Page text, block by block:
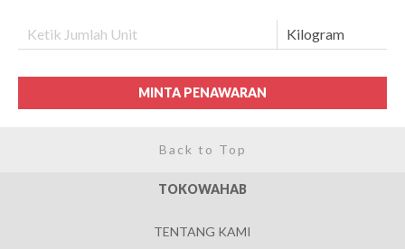
MINTA PENAWARAN
Back to Top
TOKOWAHAB
TENTANG KAMI